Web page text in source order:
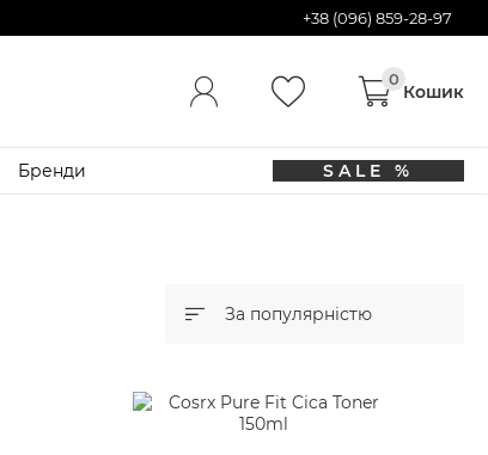
+38 (096) 859-28-97
Бренди SALE %
За популярністю